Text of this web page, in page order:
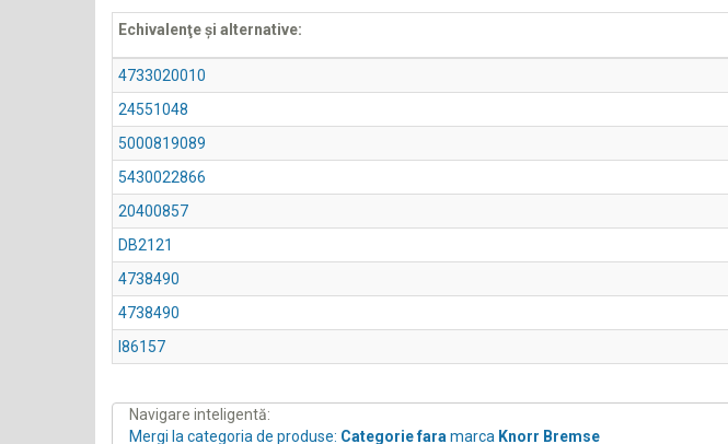
Echivalenţe şi alternative:
4733020010
24551048
5000819089
5430022866
20400857
DB2121
4738490
4738490
I86157
Navigare inteligentă:
Mergi la categoria de produse: Categorie fara marca Knorr Bremse